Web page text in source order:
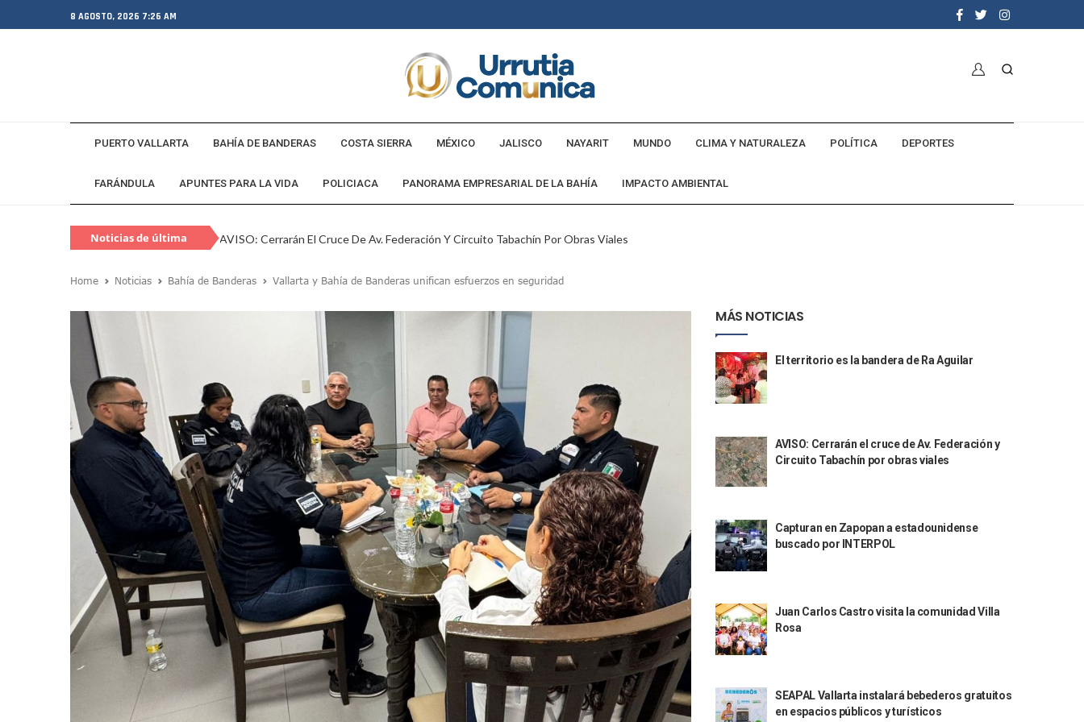
8 AGOSTO, 2026 7:26 AM
PUERTO VALLARTA BAHÍA DE BANDERAS COSTA SIERRA MÉXICO JALISCO NAYARIT MUNDO CLIMA Y NATURALEZA POLÍTICA DEPORTES
FARÁNDULA APUNTES PARA LA VIDA POLICIACA PANORAMA EMPRESARIAL DE LA BAHÍA IMPACTO AMBIENTAL
Noticias de última
AVISO: Cerrarán El Cruce De Av. Federación Y Circuito Tabachín Por Obras Viales
Juan Carlos Castro Visita La Comunidad Villa Rosa
Gobierno De Luis Munguía Cumple Promesa De Campaña E Inaugura Calle Margarita
Exgobernador De Guerrero Mandó Destruir Evidencia Del Caso Ayotzinapa: Godoy
Eclipse Solar 2026: ¿En Qué Países Será Visible Este Fenómeno?
Habitante Pide Proteger A Los “cajos” Durante Su Cruce Por Vialidades De Nuevo Nayarit
Coparmex Vallarta Reporta Caída En Ocupación Hotelera En Mayo, Junio Y Julio
Violeta Y Melissa Desaparecen Tras Viajar A Puerto Vallarta Por Una Oferta De Trabajo
Juan Calderón Pide Oración Para Puerto Vallarta Ante La Virgen De Guadalupe
Jalisco Se Integra A Estrategia Nacional Para Sembrar 6.6 Millones De Árboles
Frustran Presunto Secuestro Virtual De Un Menor De 13 Años En Puerto Vallarta
Infecciones Respiratorias Encabezan Las Principales Causas De Enfermedad En Jalisco
SIOP Moderniza La Casa De La Cultura En Mascota Con Nuevo Auditorio
Van Por La Reorganización De Los Archivos Municipales En Puerto Vallarta
Estados Unidos Endurece Su Combate Al CJNG Con Nuevos Cargos Y Objetivos Prioritarios
Buscan A Wilber Armando Colmenares Márquez, Desaparecido En Puerto Vallarta
Melissa Madero Exige Aclarar Sustento Legal De Las Descargas Residuales Al Mar
Washington Enfrenta Una Emergencia Ambiental Por Incendios Históricos
Avanza Plan Para Construir Estadio De Tritones Vallarta; Será Financiado Por Privados
Nuevas Concesiones De Taxis En Puerto Vallarta, ¿para Quiénes Aplica Y Cómo Tramitarlas?
Home Noticias Bahía de Banderas Vallarta y Bahía de Banderas unifican esfuerzos en seguridad
MÁS NOTICIAS
El territorio es la bandera de Ra Aguilar
AVISO: Cerrarán el cruce de Av. Federación y
Circuito Tabachín por obras viales
Capturan en Zapopan a estadounidense
buscado por INTERPOL
Juan Carlos Castro visita la comunidad Villa
Rosa
SEAPAL Vallarta instalará bebederos gratuitos
en espacios públicos y turísticos